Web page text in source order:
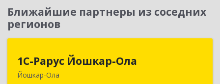
Ближайшие партнеры из соседних
регионов
1С-Рарус Йошкар-Ола
Йошкар-Ола
424004, Марий Эл Респ, Йошкар-Ола г, Волкова